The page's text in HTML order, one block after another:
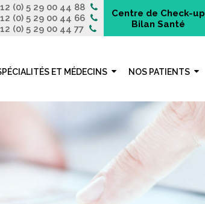
(0) 5 29 00 44 88
(0) 5 29 00 44 66
(0) 5 29 00 44 77
Centre de Check-up
Bilan Santé
ET MÉDECINS NOS PATIENTS